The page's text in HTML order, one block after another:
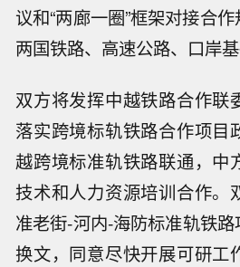
议和“两廊一圈”框架对接合
两国铁路、高速公路、口岸
双方将发挥中越铁路合作联
落实跨境标轨铁路合作项目
越跨境标准轨铁路联通，中
技术和人力资源培训合作。
准老街-河内-海防标准轨铁
换文，同意尽快开展可研工